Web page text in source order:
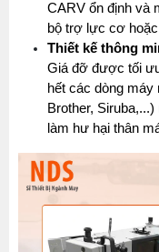
CARV ổn định và
bộ trợ lực cơ
Thiết kế thông
Giá đỡ được tối
hết các dòng
Brother,
làm hư hại thân